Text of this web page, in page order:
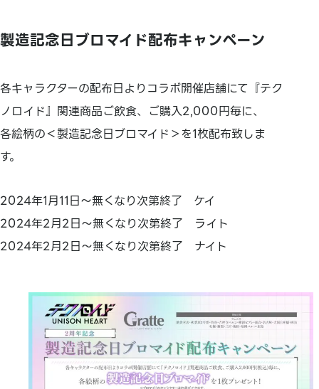
製造記念日ブロマイド配布キャンペーン
各キャラクターの配布日よりコラボ開催店舗にて『テク
ノロイド』関連商品ご飲食、ご購入2,000円毎に、
各絵柄の＜製造記念日ブロマイド＞を1枚配布致しま
す。
2024年1月11日～無くなり次第終了 ケイ
2024年2月2日～無くなり次第終了 ライト
2024年2月2日～無くなり次第終了 ナイト